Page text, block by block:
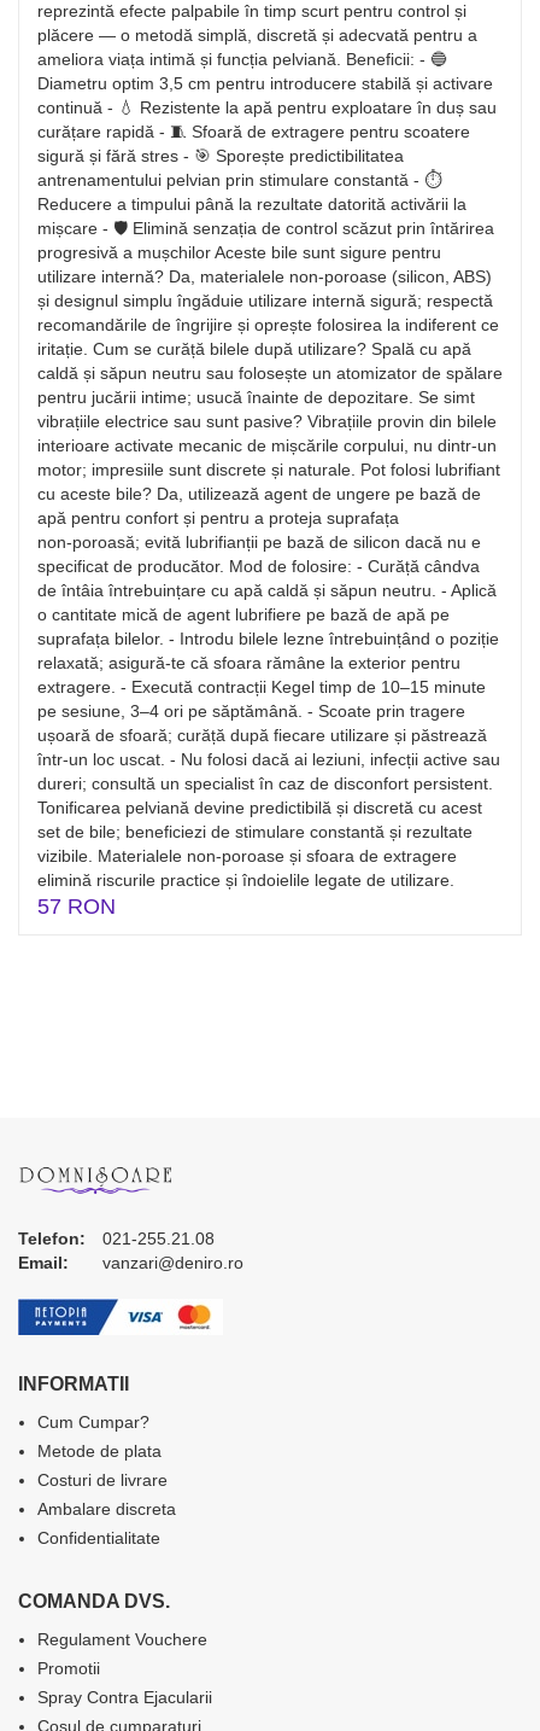
reprezintă efecte palpabile în timp scurt pentru control și
plăcere — o metodă simplă, discretă și adecvată pentru a
ameliora viața intimă și funcția pelviană. Beneficii: - 🔵
Diametru optim 3,5 cm pentru introducere stabilă și activare
continuă - 💧 Rezistente la apă pentru exploatare în duș sau
curățare rapidă - 🧵 Sfoară de extragere pentru scoatere
sigură și fără stres - 🎯 Sporește predictibilitatea
antrenamentului pelvian prin stimulare constantă - ⏱️
Reducere a timpului până la rezultate datorită activării la
mișcare - 🛡️ Elimină senzația de control scăzut prin întărirea
progresivă a mușchilor Aceste bile sunt sigure pentru
utilizare internă? Da, materialele non‑poroase (silicon, ABS)
și designul simplu îngăduie utilizare internă sigură; respectă
recomandările de îngrijire și oprește folosirea la indiferent ce
iritație. Cum se curăță bilele după utilizare? Spală cu apă
caldă și săpun neutru sau folosește un atomizator de spălare
pentru jucării intime; usucă înainte de depozitare. Se simt
vibrațiile electrice sau sunt pasive? Vibrațiile provin din bilele
interioare activate mecanic de mișcările corpului, nu dintr‑un
motor; impresiile sunt discrete și naturale. Pot folosi lubrifiant
cu aceste bile? Da, utilizează agent de ungere pe bază de
apă pentru confort și pentru a proteja suprafața
non‑poroasă; evită lubrifianții pe bază de silicon dacă nu e
specificat de producător. Mod de folosire: - Curăță cândva
de întâia întrebuințare cu apă caldă și săpun neutru. - Aplică
o cantitate mică de agent lubrifiere pe bază de apă pe
suprafața bilelor. - Introdu bilele lezne întrebuințând o poziție
relaxată; asigură-te că sfoara rămâne la exterior pentru
extragere. - Execută contracții Kegel timp de 10–15 minute
pe sesiune, 3–4 ori pe săptămână. - Scoate prin tragere
ușoară de sfoară; curăță după fiecare utilizare și păstrează
într‑un loc uscat. - Nu folosi dacă ai leziuni, infecții active sau
dureri; consultă un specialist în caz de disconfort persistent.
Tonificarea pelviană devine predictibilă și discretă cu acest
set de bile; beneficiezi de stimulare constantă și rezultate
vizibile. Materialele non‑poroase și sfoara de extragere
elimină riscurile practice și îndoielile legate de utilizare.
57 RON
Telefon:
021-255.21.08
Email:
vanzari@deniro.ro
INFORMATII
Cum Cumpar?
Metode de plata
Costuri de livrare
Ambalare discreta
Confidentialitate
COMANDA DVS.
Regulament Vouchere
Promotii
Spray Contra Ejacularii
Cosul de cumparaturi